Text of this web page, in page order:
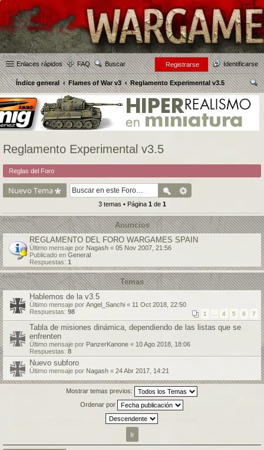
Enlaces rápidos FAQ Buscar Identificarse
Registrarse
Índice general Flames of War v3
Reglamento Experimental v3.5
us
Reglamento Experimental v3.5
Reglas del Foro
Nuevo Tema
3 temas • Página 1de 1
Anuncios
REGLAMENTO DEL FORO WARGAMES SPAIN
Último mensaje por Nagash « 05 Nov 2007, 21:56
Publicado en General
Respuestas: 1
Temas
Hablemos de la v3.5
Último mensaje por Angel_Sanchi « 11 Oct 2018, 22:50
Respuestas: 98 1 4 5 6 7
Tabla de misiones dinámica, dependiendo de las listas que se
enfrenten
Último mensaje por PanzerKanone « 10 Ago 2018, 18:06
Respuestas: 8
Nuevo subforo
Último mensaje por Nagash « 24 Abr 2017, 14:21
Mostrar temas previos:
Ordenar por